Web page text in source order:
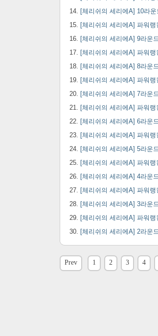
[체리쉬의 세리에A] 10라
[체리쉬의 세리에A] 파워랭
[체리쉬의 세리에A] 9라운
[체리쉬의 세리에A] 파워랭
[체리쉬의 세리에A] 8라운
[체리쉬의 세리에A] 파워랭
[체리쉬의 세리에A] 7라운
[체리쉬의 세리에A] 파워랭
[체리쉬의 세리에A] 6라운
[체리쉬의 세리에A] 파워
[체리쉬의 세리에A] 5라운
[체리쉬의 세리에A] 파워랭
[체리쉬의 세리에A] 4라운
[체리쉬의 세리에A] 파워랭
[체리쉬의 세리에A] 3라운
[체리쉬의 세리에A] 파워랭
[체리쉬의 세리에A] 2라운
Prev 1 2 3 4